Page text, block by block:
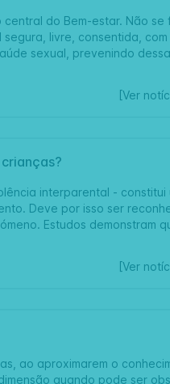
do Bem-estar. Não se
livre, consentida, com
sexual, prevenindo
[Ver
interparental - constitui
Deve por isso ser
Estudos demonstram
[Ver
ao aproximarem o
quando pode ser